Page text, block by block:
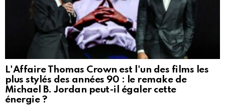
L'Affaire Thomas Crown est l'un des films les
plus stylés des années 90 : le remake de
Michael B. Jordan peut-il égaler cette
énergie ?